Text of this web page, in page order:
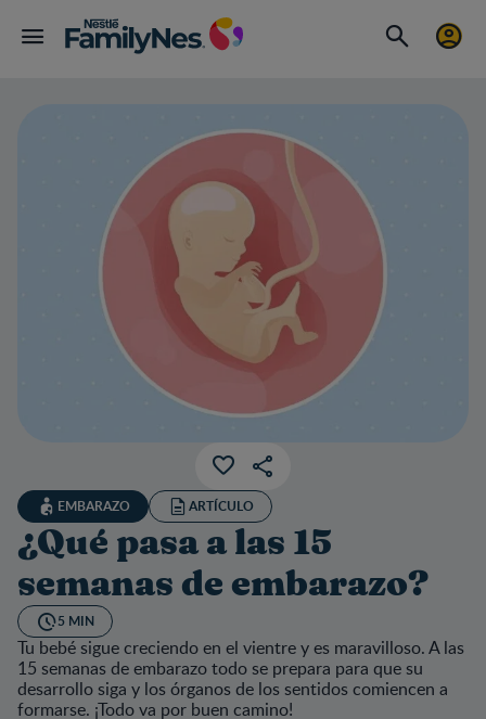
EMBARAZO ARTÍCULO
¿Qué pasa a las 15
semanas de embarazo?
5 MIN
Tu bebé sigue creciendo en el vientre y es maravilloso. A las
15 semanas de embarazo todo se prepara para que su
desarrollo siga y los órganos de los sentidos comiencen a
formarse. ¡Todo va por buen camino!